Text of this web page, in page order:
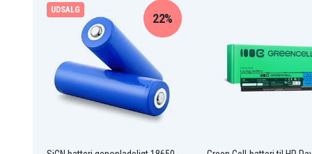
Batteriet er kompatibelt med følgende produkter:
Roborock A8600RR
Roborock EWFD26HRR
Roborock EWFD32HRR
Roborock G30U
Roborock P10S
Roborock P10S Pro
Roborock P10S Ultra
Roborock P20
Roborock Q Revo Curv
Roborock Q5 Pro +
UDSALG
22%